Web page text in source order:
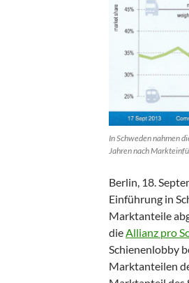
In Schweden nahmen
Jahren nach
Berlin, 18.
Einführung in
Marktanteile
die Allianz pro
Schienenlobby
Marktanteilen